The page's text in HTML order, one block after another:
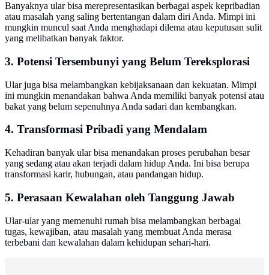
Banyaknya ular bisa merepresentasikan berbagai aspek kepribadian
atau masalah yang saling bertentangan dalam diri Anda. Mimpi ini
mungkin muncul saat Anda menghadapi dilema atau keputusan sulit
yang melibatkan banyak faktor.
3. Potensi Tersembunyi yang Belum Tereksplorasi
Ular juga bisa melambangkan kebijaksanaan dan kekuatan. Mimpi
ini mungkin menandakan bahwa Anda memiliki banyak potensi atau
bakat yang belum sepenuhnya Anda sadari dan kembangkan.
4. Transformasi Pribadi yang Mendalam
Kehadiran banyak ular bisa menandakan proses perubahan besar
yang sedang atau akan terjadi dalam hidup Anda. Ini bisa berupa
transformasi karir, hubungan, atau pandangan hidup.
5. Perasaan Kewalahan oleh Tanggung Jawab
Ular-ular yang memenuhi rumah bisa melambangkan berbagai
tugas, kewajiban, atau masalah yang membuat Anda merasa
terbebani dan kewalahan dalam kehidupan sehari-hari.